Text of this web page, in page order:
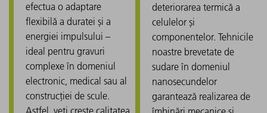
efectua o adaptare
flexibilă a duratei și a
energiei impulsului –
ideal pentru gravuri
complexe în domeniul
electronic, medical sau al
construcției de scule.
deteriorarea termică a
celulelor și
componentelor. Tehnicile
noastre brevetate de
sudare în domeniul
nanosecundelor
garantează realizarea de